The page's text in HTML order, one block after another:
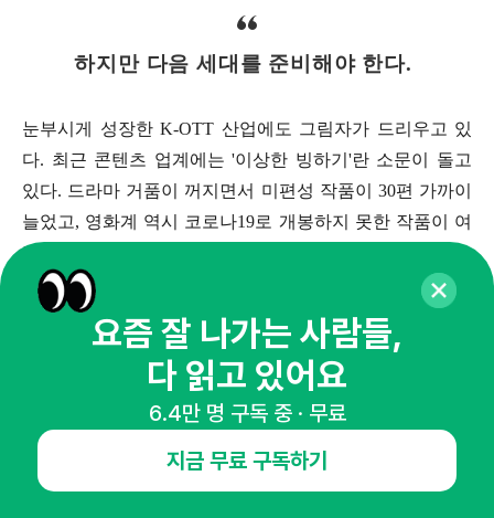
하지만 다음 세대를 준비해야 한다.
눈부시게 성장한 K-OTT 산업에도 그림자가 드리우고 있
다. 최근 콘텐츠 업계에는 '이상한 빙하기'란 소문이 돌고
있다. 드라마 거품이 꺼지면서 미편성 작품이 30편 가까이
늘었고, 영화계 역시 코로나19로 개봉하지 못한 작품이 여
전히 100편 이상 쌓여 있다.
그룹 동방신기·JYJ 출신의 김재중과 배우 진세연이 출
연한 로맨스 드라마 ‘나쁜 기억 지우개’는 2022년 초 촬
영을 마쳤지만 2년째 편성을 기다리는 중이다. 한류스
타 김재중이 오랜만에 출연한 작품이라 곧바로 일본에
판매될 만큼 관심을 모았지만 국내 플랫폼을 찾는 일은
쉽지 않았다. 톱스타 송중기가 주연한 영화 ‘보고타’, 차
요즘 잘 나가는 사람들,
다 읽고 있어요
6.4만 명 구독 중 · 무료
지금 무료 구독하기